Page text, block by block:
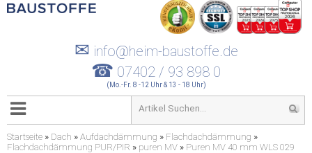
✉ info@heim-baustoffe.de
☎ 07402 / 93 898 0
(Mo.-Fr. 8 -12 Uhr & 13 - 18 Uhr)
Startseite » Dach » Aufdachdämmung » Flachdachdämmung »
Flachdachdämmung PUR/PIR » puren MV » Puren MV 40 mm WLS 029